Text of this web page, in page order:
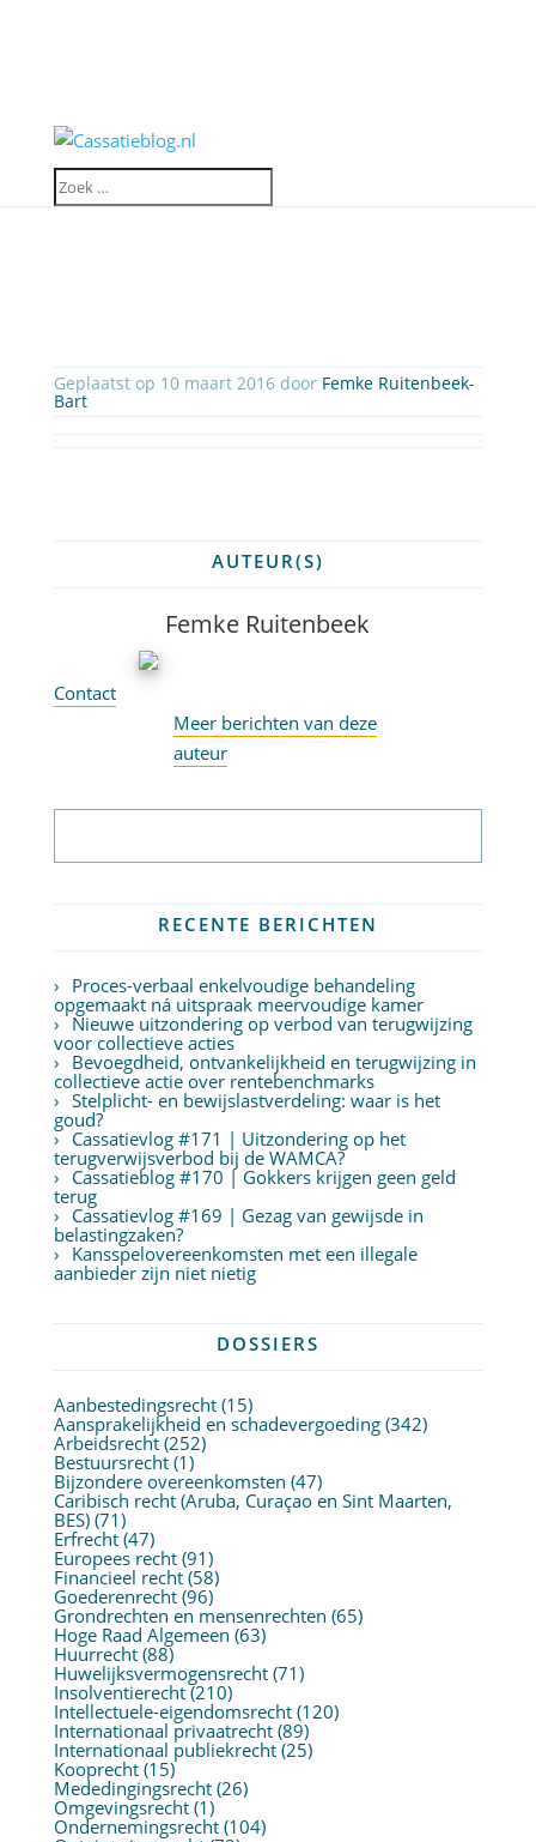
Geplaatst op 10 maart 2016 door Femke Ruitenbeek-
Bart
AUTEUR(S)
Femke Ruitenbeek
Contact
Meer berichten van deze
auteur
RECENTE BERICHTEN
Proces-verbaal enkelvoudige behandeling
opgemaakt ná uitspraak meervoudige kamer
Nieuwe uitzondering op verbod van terugwijzing
voor collectieve acties
Bevoegdheid, ontvankelijkheid en terugwijzing in
collectieve actie over rentebenchmarks
Stelplicht- en bewijslastverdeling: waar is het
goud?
Cassatievlog #171 | Uitzondering op het
terugverwijsverbod bij de WAMCA?
Cassatieblog #170 | Gokkers krijgen geen geld
terug
Cassatievlog #169 | Gezag van gewijsde in
belastingzaken?
Kansspelovereenkomsten met een illegale
aanbieder zijn niet nietig
DOSSIERS
Aanbestedingsrecht(15)
Aansprakelijkheid en schadevergoeding(342)
Arbeidsrecht(252)
Bestuursrecht(1)
Bijzondere overeenkomsten (47)
Caribisch recht (Aruba, Curaçao en Sint Maarten,
BES)(71)
Erfrecht(47)
Europees recht(91)
Financieel recht(58)
Goederenrecht(96)
Grondrechten en mensenrechten (65)
Hoge Raad Algemeen (63)
Huurrecht(88)
Huwelijksvermogensrecht(71)
Insolventierecht(210)
Intellectuele-eigendomsrecht(120)
Internationaal privaatrecht(89)
Internationaal publiekrecht(25)
Kooprecht(15)
Mededingingsrecht(26)
Omgevingsrecht(1)
Ondernemingsrecht(104)